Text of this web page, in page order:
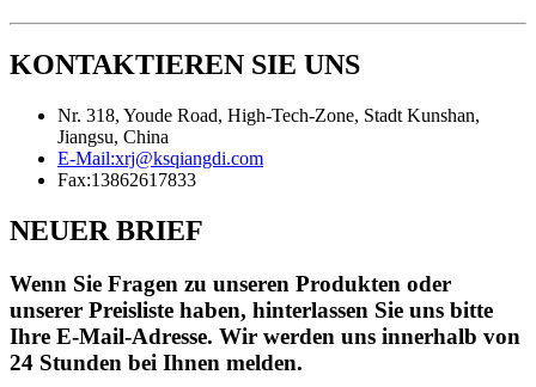
KONTAKTIEREN SIE UNS
Nr. 318, Youde Road, High-Tech-Zone, Stadt Kunshan,
Jiangsu, China
E-Mail:xrj@ksqiangdi.com
Fax:13862617833
NEUER BRIEF
Wenn Sie Fragen zu unseren Produkten oder
unserer Preisliste haben, hinterlassen Sie uns bitte
Ihre E-Mail-Adresse. Wir werden uns innerhalb von
24 Stunden bei Ihnen melden.